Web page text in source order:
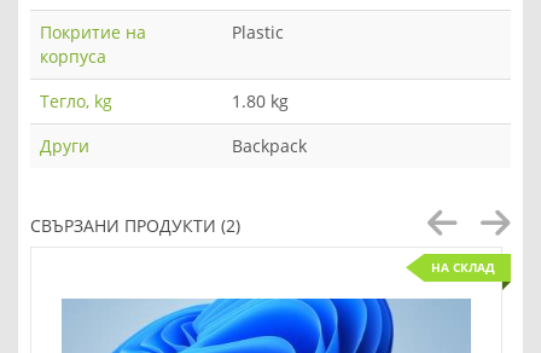
Покритие на
корпуса
Plastic
Тегло, kg
1.80 kg
Други
Backpack
СВЪРЗАНИ ПРОДУКТИ (2)
НА СКЛАД